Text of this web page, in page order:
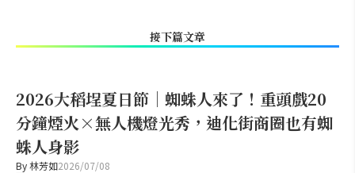
接下篇文章
2026大稻埕夏日節｜蜘蛛人來了！重頭戲20
分鐘煙火×無人機燈光秀，迪化街商圈也有蜘
蛛人身影
By林芳如2026/07/08